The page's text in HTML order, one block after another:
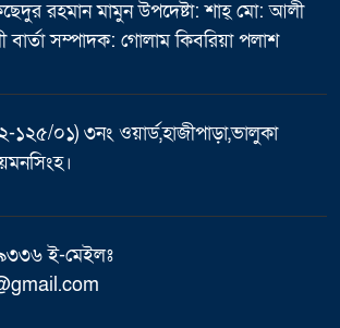
রহমান মামুন উপদেষ্টা: শাহ্ মো: আলী
সম্পাদক: গোলাম কিবরিয়া পলাশ
১২৫/০১) ৩নং ওয়ার্ড,হাজীপাড়া,ভালুকা
ই-মেইলঃ